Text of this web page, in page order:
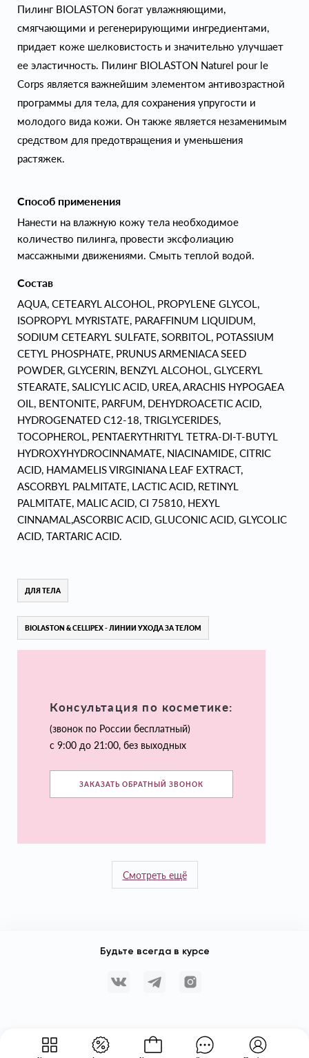
Пилинг BIOLASTON богат увлажняющими,
смягчающими и регенерирующими ингредиентами,
придает коже шелковистость и значительно улучшает
ее эластичность. Пилинг BIOLASTON Naturel pour le
Corps является важнейшим элементом антивозрастной
программы для тела, для сохранения упругости и
молодого вида кожи. Он также является незаменимым
средством для предотвращения и уменьшения
растяжек.
Способ применения
Нанести на влажную кожу тела необходимое
количество пилинга, провести эксфолиацию
массажными движениями. Смыть теплой водой.
Состав
AQUA, CETEARYL ALCOHOL, PROPYLENE GLYCOL,
ISOPROPYL MYRISTATE, PARAFFINUM LIQUIDUM,
SODIUM CETEARYL SULFATE, SORBITOL, POTASSIUM
CETYL PHOSPHATE, PRUNUS ARMENIACA SEED
POWDER, GLYCERIN, BENZYL ALCOHOL, GLYCERYL
STEARATE, SALICYLIC ACID, UREA, ARACHIS HYPOGAEA
OIL, BENTONITE, PARFUM, DEHYDROACETIC ACID,
HYDROGENATED C12-18, TRIGLYCERIDES,
TOCOPHEROL, PENTAERYTHRITYL TETRA-DI-T-BUTYL
HYDROXYHYDROCINNAMATE, NIACINAMIDE, CITRIC
ACID, HAMAMELIS VIRGINIANA LEAF EXTRACT,
ASCORBYL PALMITATE, LACTIC ACID, RETINYL
PALMITATE, MALIC ACID, CI 75810, HEXYL
CINNAMAL,ASCORBIC ACID, GLUCONIC ACID, GLYCOLIC
ACID, TARTARIC ACID.
ДЛЯ ТЕЛА
BIOLASTON & CELLIPEX - ЛИНИИ УХОДА ЗА ТЕЛОМ
Консультация по косметике:
(звонок по России бесплатный)
с 9:00 до 21:00, без выходных
ЗАКАЗАТЬ ОБРАТНЫЙ ЗВОНОК
Смотреть ещё
Будьте всегда в курсе